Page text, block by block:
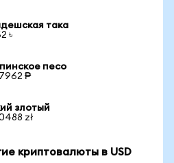
така
৳
песо
₱
злотый
zł
криптовалюты в USD